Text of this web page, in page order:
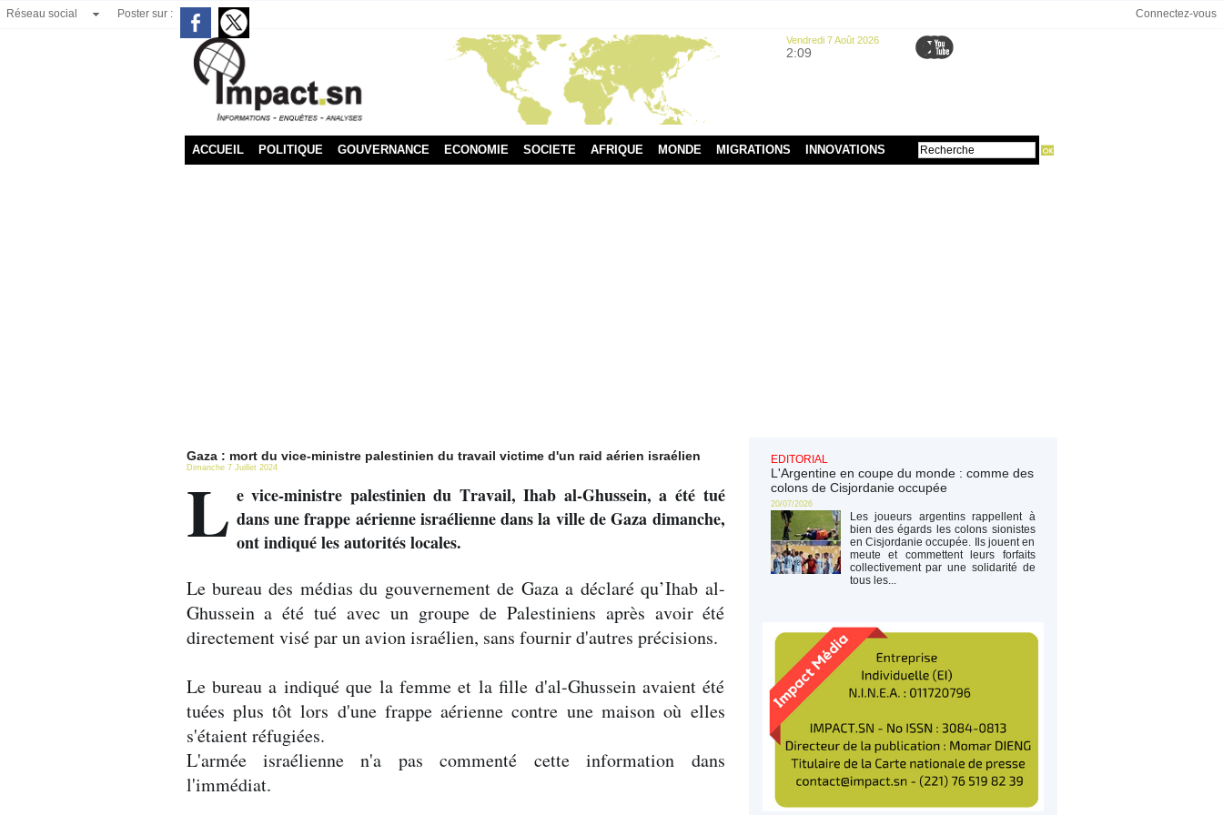
Réseau social Poster sur : Connectez-vous
Vendredi 7 Août 2026
2:09
ACCUEIL POLITIQUE GOUVERNANCE ECONOMIE SOCIETE AFRIQUE MONDE MIGRATIONS INNOVATIONS
Gaza : mort du vice-ministre palestinien du travail victime d'un raid aérien israélien
Dimanche 7 Juillet 2024
L e vice-ministre palestinien du Travail, Ihab al-Ghussein, a été tué
dans une frappe aérienne israélienne dans la ville de Gaza dimanche,
ont indiqué les autorités locales.
Le bureau des médias du gouvernement de Gaza a déclaré qu’Ihab al-
Ghussein a été tué avec un groupe de Palestiniens après avoir été
directement visé par un avion israélien, sans fournir d'autres précisions.
Le bureau a indiqué que la femme et la fille d'al-Ghussein avaient été
tuées plus tôt lors d'une frappe aérienne contre une maison où elles
s'étaient réfugiées.
L'armée israélienne n'a pas commenté cette information dans
l'immédiat.
EDITORIAL
L'Argentine en coupe du monde : comme des
colons de Cisjordanie occupée
20/07/2026
Les joueurs argentins rappellent à
bien des égards les colons sionistes
en Cisjordanie occupée. Ils jouent en
meute et commettent leurs forfaits
collectivement par une solidarité de
tous les...